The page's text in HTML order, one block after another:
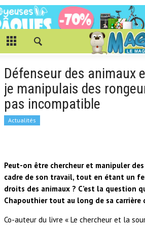
Défenseur des animaux
je manipulais des
pas incompatible
Actualités
Peut-on être chercheur et manipuler
cadre de son travail, tout en étant un
droits des animaux ? C’est la question
Chapouthier tout au long de sa carrière
Co-auteur du livre « Le chercheur et la